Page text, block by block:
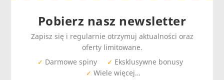
Pobierz nasz newsletter
Zapisz się i regularnie otrzymuj aktualności oraz
oferty limitowane.
✓ Darmowe spiny ✓ Eksklusywne bonusy
✓ Wiele więcej…